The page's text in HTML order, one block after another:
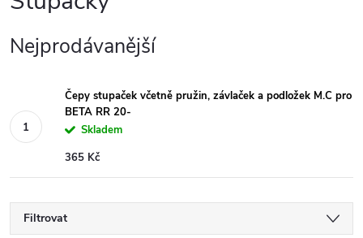
Nejprodávanější
Čepy stupaček včetně pružin, závlaček a podložek M.C pro
BETA RR 20-
Skladem
365 Kč
Filtrovat